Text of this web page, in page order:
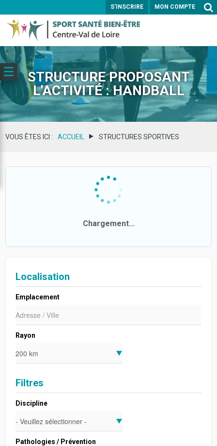
S'INSCRIRE MON COMPTE
ENVOYER
STRUCTURE PROPOSANT
L'ACTIVITÉ : HANDBALL
VOUS ÊTES ICI : ACCUEIL STRUCTURES SPORTIVES
Chargement...
Localisation
Emplacement
Rayon
Filtres
Discipline
Pathologies / Prévention